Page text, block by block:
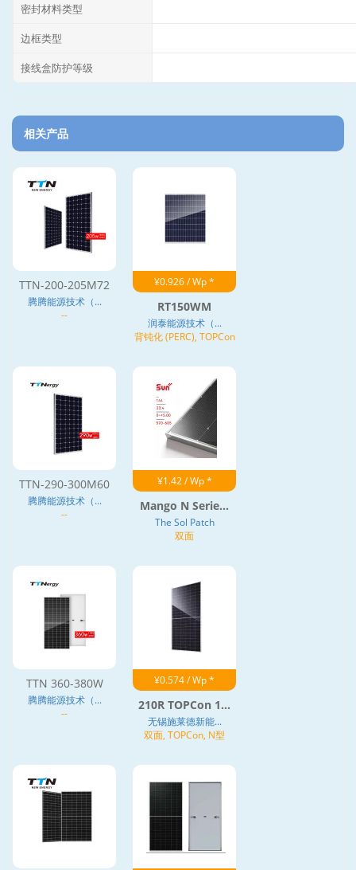
密封材料类型
边框类型
接线盒防护等级
相关产品
TTN-200-205M72
腾腾能源技术（...
--
¥0.926 / Wp *
RT150WM
润泰能源技术（...
背钝化 (PERC), TOPCon
TTN-290-300M60
腾腾能源技术（...
--
¥1.42 / Wp *
Mango N Serie...
The Sol Patch
双面
TTN 360-380W
腾腾能源技术（...
--
¥0.574 / Wp *
210R TOPCon 1...
无锡施莱德新能...
双面, TOPCon, N型